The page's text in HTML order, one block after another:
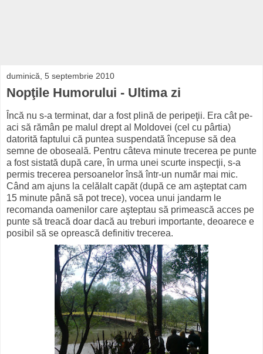
duminică, 5 septembrie 2010
Nopţile Humorului - Ultima zi
Încă nu s-a terminat, dar a fost plină de peripeţii. Era cât pe-
aci să rămân pe malul drept al Moldovei (cel cu pârtia)
datorită faptului că puntea suspendată începuse să dea
semne de oboseală. Pentru câteva minute trecerea pe punte
a fost sistată după care, în urma unei scurte inspecţii, s-a
permis trecerea persoanelor însă într-un număr mai mic.
Când am ajuns la celălalt capăt (după ce am aşteptat cam
15 minute până să pot trece), vocea unui jandarm le
recomanda oamenilor care aşteptau să primească acces pe
punte să treacă doar dacă au treburi importante, deoarece e
posibil să se oprească definitiv trecerea.